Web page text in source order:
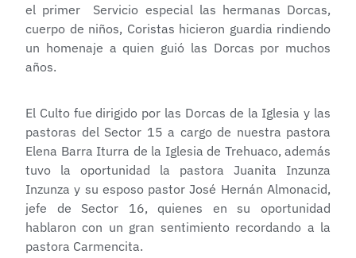
el primer Servicio especial las hermanas Dorcas,
cuerpo de niños, Coristas hicieron guardia rindiendo
un homenaje a quien guió las Dorcas por muchos
años.
El Culto fue dirigido por las Dorcas de la Iglesia y las
pastoras del Sector 15 a cargo de nuestra pastora
Elena Barra Iturra de la Iglesia de Trehuaco, además
tuvo la oportunidad la pastora Juanita Inzunza
Inzunza y su esposo pastor José Hernán Almonacid,
jefe de Sector 16, quienes en su oportunidad
hablaron con un gran sentimiento recordando a la
pastora Carmencita.